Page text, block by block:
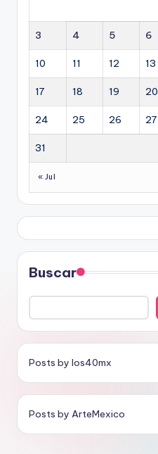
3 4 5 6
10 11 12 13
17 18 19 20
24 25 26 27
31
« Jul
Buscar
Posts by los40mx
Posts by ArteMexico